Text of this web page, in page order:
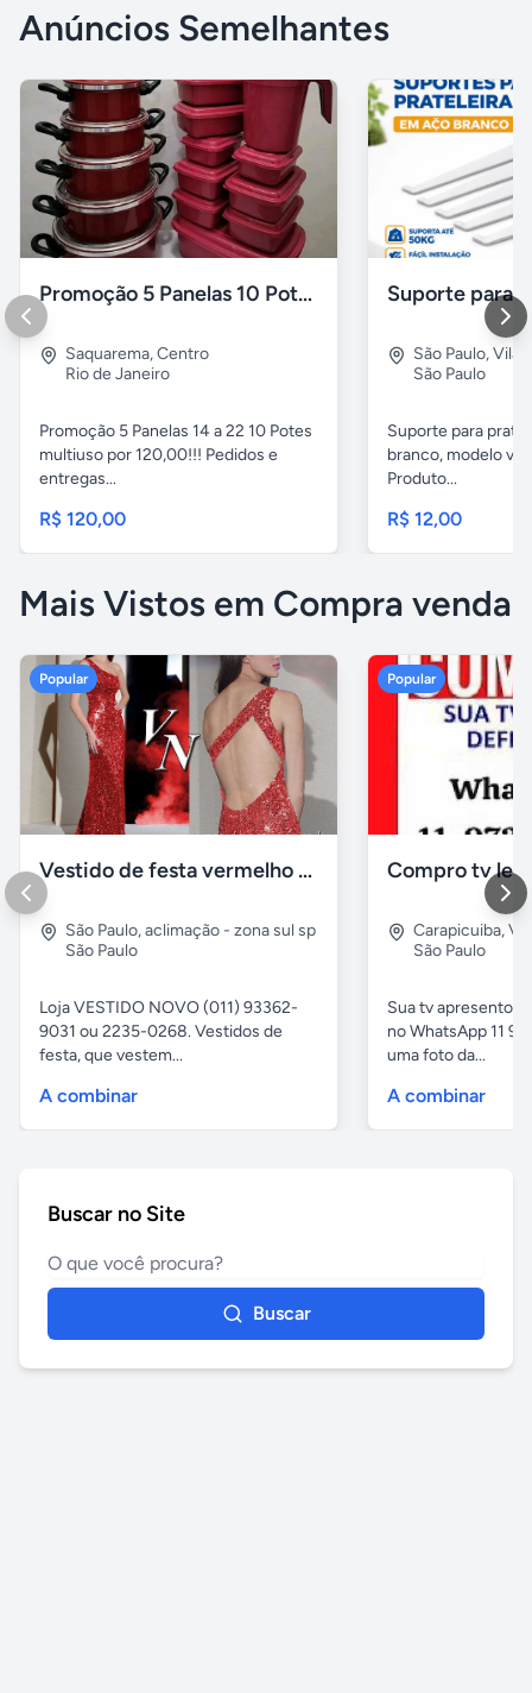
Anúncios Semelhantes
Promoção 5 Panelas 10 Potes Multiuso
Saquarema,Centro
Rio de Janeiro
Promoção 5 Panelas 14 a 22 10 Potes
multiuso por 120,00!!! Pedidos e
entregas...
R$ 120,00
São Paulo,Vila
São Paulo
Suporte para
branco, modelo
Produto...
R$ 12,00
Mais Vistos em Compra venda
Popular
Vestido de festa vermelho com brilho e pedraria
São Paulo,aclimação - zona sul sp
São Paulo
Loja VESTIDO NOVO (011) 93362-
9031 ou 2235-0268. Vestidos de
festa, que vestem...
A combinar
Popular
Compro tv
Carapicuiba,
São Paulo
Sua tv apresentou
no WhatsApp 11
uma foto da...
A combinar
Buscar no Site
Buscar